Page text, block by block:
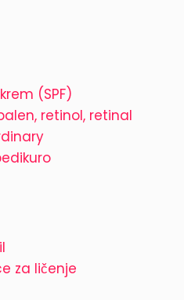
(SPF)
retinol, retinal
za ličenje